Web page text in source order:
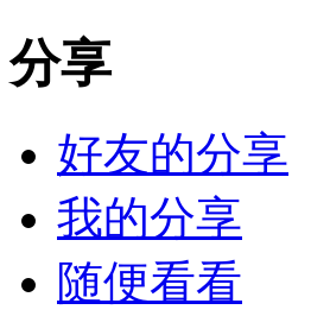
分享
好友的分享
我的分享
随便看看